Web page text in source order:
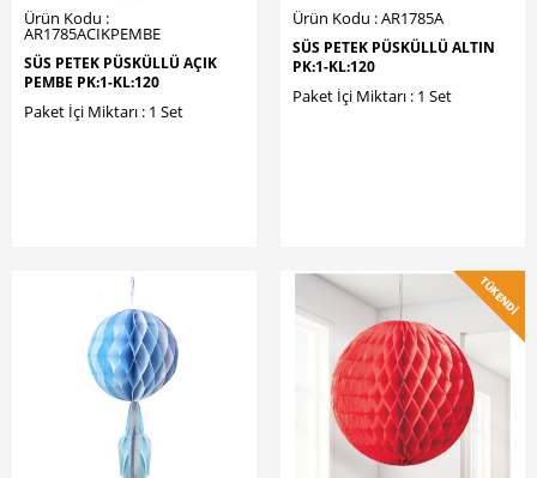
Ürün Kodu :
AR1785ACIKPEMBE
SÜS PETEK PÜSKÜLLÜ AÇIK
PEMBE PK:1-KL:120
Paket İçi Miktarı : 1 Set
Ürün Kodu : AR1785A
SÜS PETEK PÜSKÜLLÜ ALTIN
PK:1-KL:120
Paket İçi Miktarı : 1 Set